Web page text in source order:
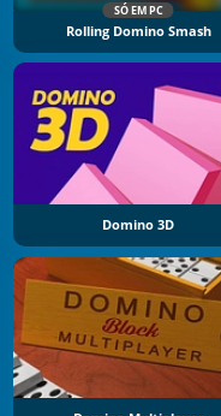
SÓ EM PC
Rolling Domino Smash
Domino 3D